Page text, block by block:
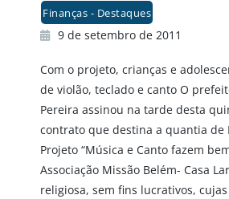
Finanças - Destaques
9 de setembro de 2011
Com o projeto, crianças e
de violão, teclado e canto O
Pereira assinou na tarde desta
contrato que destina a quantia de
Projeto “Música e Canto fazem
Associação Missão Belém- Casa
religiosa, sem fins lucrativos,